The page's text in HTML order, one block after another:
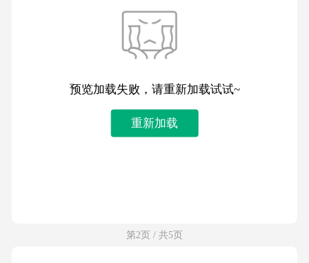
预览加载失败，请重新加载试试~
重新加载
第2页 / 共5页